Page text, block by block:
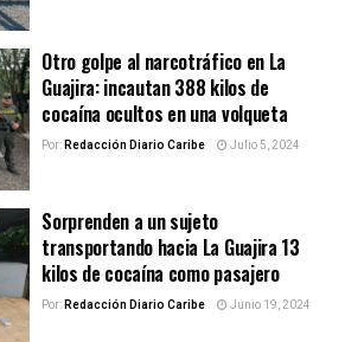
Otro golpe al narcotráfico en La
Guajira: incautan 388 kilos de
cocaína ocultos en una volqueta
Por:Redacción Diario Caribe Julio 5, 2024
Sorprenden a un sujeto
transportando hacia La Guajira 13
kilos de cocaína como pasajero
Por:Redacción Diario Caribe Junio 19, 2024